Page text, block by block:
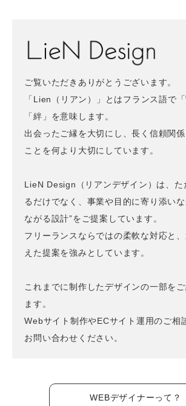
ご覧いただきありがとうございます。
「Lien（リアン）」とはフランス語で「
「絆」を意味します。
出会ったご縁を大切にし、長く信頼関係
ことを何より大切にしています。
LieN Design（リアンデザイン）は、た
るだけでなく、事業や目的に寄り添い
ながる設計”をご提案しています。
フリーランスならではの柔軟な対応と
えた提案を強みとしています。
これまでに制作したデザインの一部を
ます。
Webサイト制作やECサイト運用のご相
お問い合わせください。
WEBデザイナーって？